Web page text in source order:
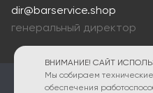
dir@barservice.shop
генеральный директор
ПОЛИТИКА
ВНИМАНИЕ! САЙТ
Мы собираем
обеспечения